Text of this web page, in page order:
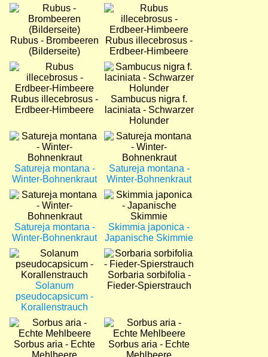
Bild
Rubus - Brombeeren
(Bilderseite)
Bild
Rubus illecebrosus -
Erdbeer-Himbeere
Bild
Rubus illecebrosus -
Erdbeer-Himbeere
Bild
Sambucus nigra f.
laciniata - Schwarzer
Holunder
Bild
Satureja montana -
Winter-Bohnenkraut
Bild
Satureja montana -
Winter-Bohnenkraut
Bild
Satureja montana -
Winter-Bohnenkraut
Bild
Skimmia japonica -
Japanische Skimmie
Bild
Solanum
pseudocapsicum -
Korallenstrauch
Bild
Sorbaria sorbifolia -
Fieder-Spierstrauch
Bild
Sorbus aria - Echte
Mehlbeere
Bild
Sorbus aria - Echte
Mehlbeere